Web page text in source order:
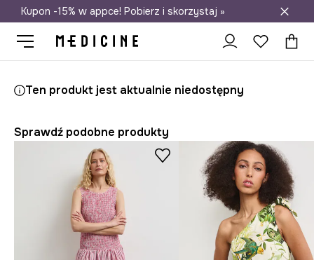
Darmowa dostawa do salonów
Kupon -15% w appce! Pobierz i skorzystaj »
Ten produkt jest aktualnie niedostępny
Sprawdź podobne produkty